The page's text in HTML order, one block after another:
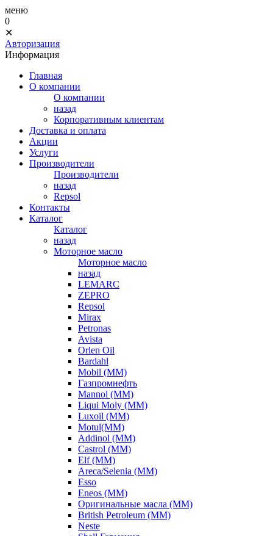
меню
0
✕
Авторизация
Информация
Главная
О компании
О компании
назад
Корпоративным клиентам
Доставка и оплата
Акции
Услуги
Производители
Производители
назад
Repsol
Контакты
Каталог
Каталог
назад
Моторное масло
Моторное масло
назад
LEMARC
ZEPRO
Repsol
Mirax
Petronas
Avista
Orlen Oil
Bardahl
Mobil (ММ)
Газпромнефть
Mannol (ММ)
Liqui Moly (ММ)
Luxoil (ММ)
Motul(ММ)
Addinol (ММ)
Castrol (ММ)
Elf (ММ)
Areca/Selenia (ММ)
Esso
Eneos (ММ)
Оригинальные масла (ММ)
British Petroleum (ММ)
Neste